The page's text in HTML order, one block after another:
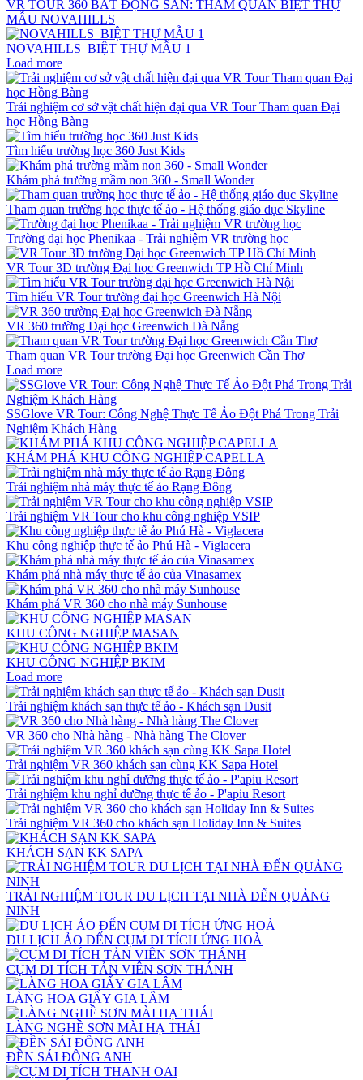
VR TOUR 360 BẤT ĐỘNG SẢN: THAM QUAN BIỆT THỰ
MẪU NOVAHILLS
NOVAHILLS_BIỆT THỰ MẪU 1
Load more
Trải nghiệm cơ sở vật chất hiện đại qua VR Tour Tham quan Đại
học Hồng Bàng
Tìm hiểu trường học 360 Just Kids
Khám phá trường mầm non 360 - Small Wonder
Tham quan trường học thực tế ảo - Hệ thống giáo dục Skyline
Trường đại học Phenikaa - Trải nghiệm VR trường học
VR Tour 3D trường Đại học Greenwich TP Hồ Chí Minh
Tìm hiểu VR Tour trường đại học Greenwich Hà Nội
VR 360 trường Đại học Greenwich Đà Nẵng
Tham quan VR Tour trường Đại học Greenwich Cần Thơ
Load more
SSGlove VR Tour: Công Nghệ Thực Tế Ảo Đột Phá Trong Trải
Nghiệm Khách Hàng
KHÁM PHÁ KHU CÔNG NGHIỆP CAPELLA
Trải nghiệm nhà máy thực tế ảo Rạng Đông
Trải nghiệm VR Tour cho khu công nghiệp VSIP
Khu công nghiệp thực tế ảo Phú Hà - Viglacera
Khám phá nhà máy thực tế ảo của Vinasamex
Khám phá VR 360 cho nhà máy Sunhouse
KHU CÔNG NGHIỆP MASAN
KHU CÔNG NGHIỆP BKIM
Load more
Trải nghiệm khách sạn thực tế ảo - Khách sạn Dusit
VR 360 cho Nhà hàng - Nhà hàng The Clover
Trải nghiệm VR 360 khách sạn cùng KK Sapa Hotel
Trải nghiệm khu nghỉ dưỡng thực tế ảo - P'apiu Resort
Trải nghiệm VR 360 cho khách sạn Holiday Inn & Suites
KHÁCH SẠN KK SAPA
TRẢI NGHIỆM TOUR DU LỊCH TẠI NHÀ ĐẾN QUẢNG
NINH
DU LỊCH ẢO ĐẾN CỤM DI TÍCH ỨNG HOÀ
CỤM DI TÍCH TẢN VIÊN SƠN THÁNH
LÀNG HOA GIẤY GIA LÂM
LÀNG NGHỀ SƠN MÀI HẠ THÁI
ĐỀN SÁI ĐÔNG ANH